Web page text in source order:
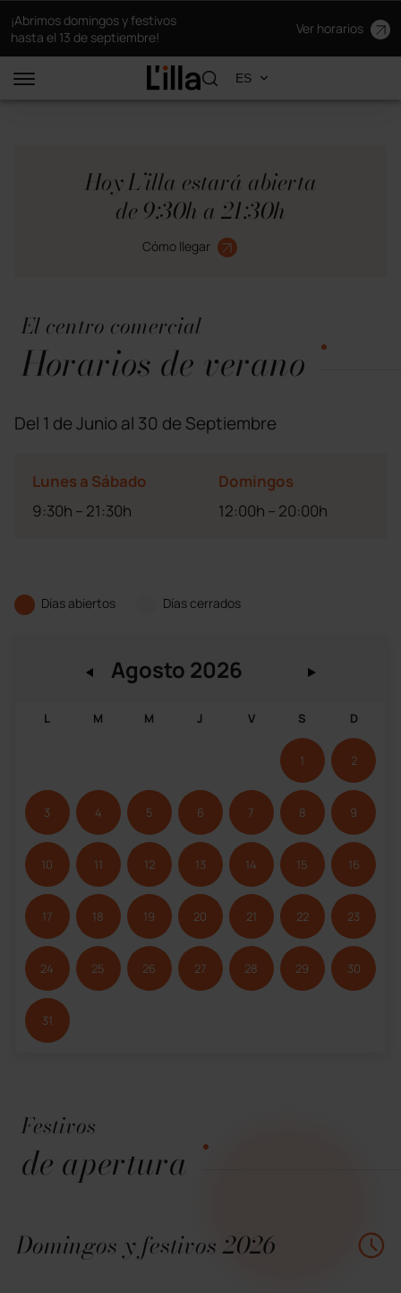
¡Abrimos domingos y festivos
hasta el 13 de septiembre!
Ver horarios
Hoy L’illa estará abierta
de 9:30h a 21:30h
Cómo llegar
El centro comercial
Horarios de verano
Del 1 de Junio al 30 de Septiembre
Lunes a Sábado
9:30h – 21:30h
Domingos
12:00h – 20:00h
Días abiertos Días cerrados
L M M J V S D
1 2
3 4 5 6 7 8 9
10 11 12 13 14 15 16
17 18 19 20 21 22 23
24 25 26 27 28 29 30
31
Festivos
de apertura
Domingos y festivos 2026